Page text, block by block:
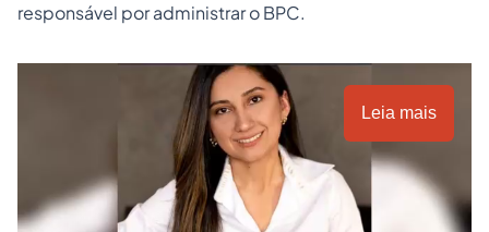
responsável por administrar o BPC.
Leia mais